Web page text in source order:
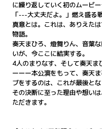
に繰り返していく初のムービー
「---大丈夫だよ。」燃え盛
真意とは。 これは、ありえた
物語。
奏天まひろ、燈舞りん、音葉
いが、今ここに結実する。
4人のまりなす、そして奏天ま
ーーー本公演をもって、奏天
ブをするのは、これが最後とな
その決断に至った理由や想い
ただきます。